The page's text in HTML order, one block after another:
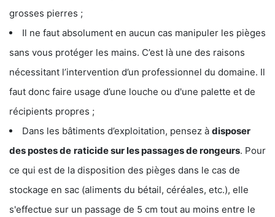
grosses pierres ;
Il ne faut absolument en aucun cas manipuler les pièges
sans vous protéger les mains. C’est là une des raisons
nécessitant l’intervention d’un professionnel du domaine. Il
faut donc faire usage d’une louche ou d'une palette et de
récipients propres ;
Dans les bâtiments d’exploitation, pensez à disposer
des postes de raticide sur les passages de rongeurs. Pour
ce qui est de la disposition des pièges dans le cas de
stockage en sac (aliments du bétail, céréales, etc.), elle
s'effectue sur un passage de 5 cm tout au moins entre le